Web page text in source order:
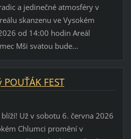
a jedinečné atmosféry v
skanzenu ve Vysokém
od 14:00 hodin Areál
Mši svatou bude...
FEST
blíží! Už v sobotu 6. června 2026
Chlumci promění v